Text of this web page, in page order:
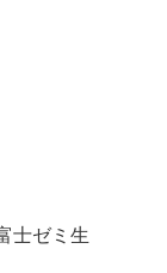
士ゼミ生